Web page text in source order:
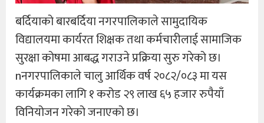
बर्दियाको बारबर्दिया नगरपालिकाले सामुदायिक
विद्यालयमा कार्यरत शिक्षक तथा कर्मचारीलाई सामाजिक
सुरक्षा कोषमा आबद्ध गराउने प्रक्रिया सुरु गरेको छ।
nनगरपालिकाले चालु आर्थिक वर्ष २०८२/०८३ मा यस
कार्यक्रमका लागि १ करोड २९ लाख ६५ हजार रुपैयाँ
विनियोजन गरेको जनाएको छ।